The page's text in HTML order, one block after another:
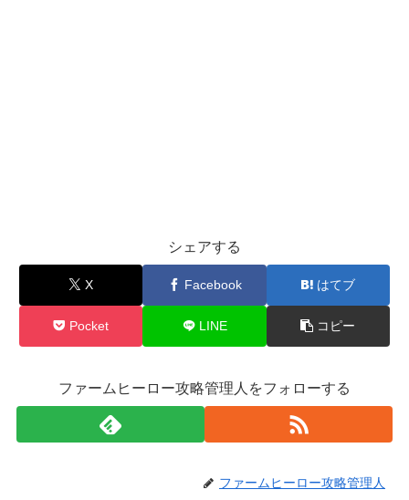
シェアする
X Facebook はてブ
Pocket LINE コピー
ファームヒーロー攻略管理人をフォローする
ファームヒーロー攻略管理人